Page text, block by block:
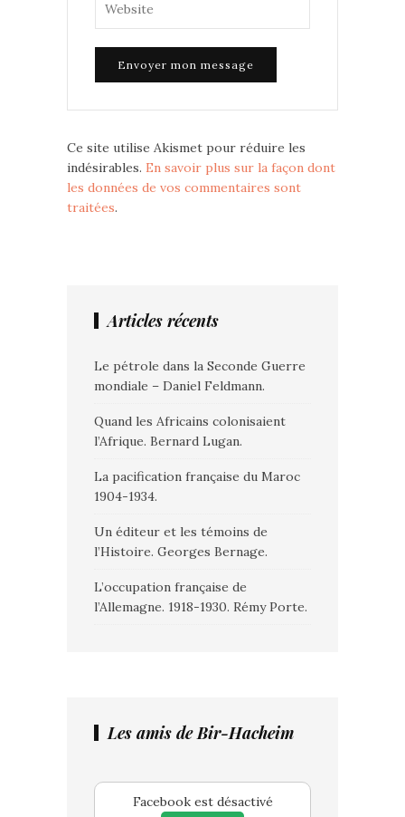
Ce site utilise Akismet pour réduire les
indésirables. En savoir plus sur la façon dont
les données de vos commentaires sont
traitées.
Articles récents
Le pétrole dans la Seconde Guerre
mondiale – Daniel Feldmann.
Quand les Africains colonisaient
l’Afrique. Bernard Lugan.
La pacification française du Maroc
1904-1934.
Un éditeur et les témoins de
l’Histoire. Georges Bernage.
L’occupation française de
l’Allemagne. 1918-1930. Rémy Porte.
Les amis de Bir-Hacheim
Facebook est désactivé